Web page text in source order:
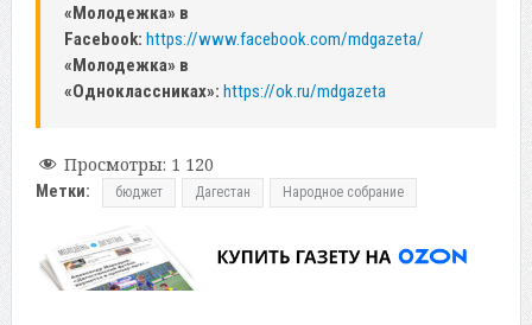
«Молодежка» в
Facebook: https://www.facebook.com/mdgazeta/
«Молодежка» в
«Одноклассниках»: https://ok.ru/mdgazeta
Просмотры: 1 120
Метки: бюджет Дагестан Народное собрание